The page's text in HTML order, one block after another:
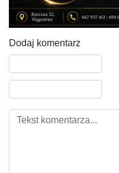
Dodaj komentarz
Tekst komentarza